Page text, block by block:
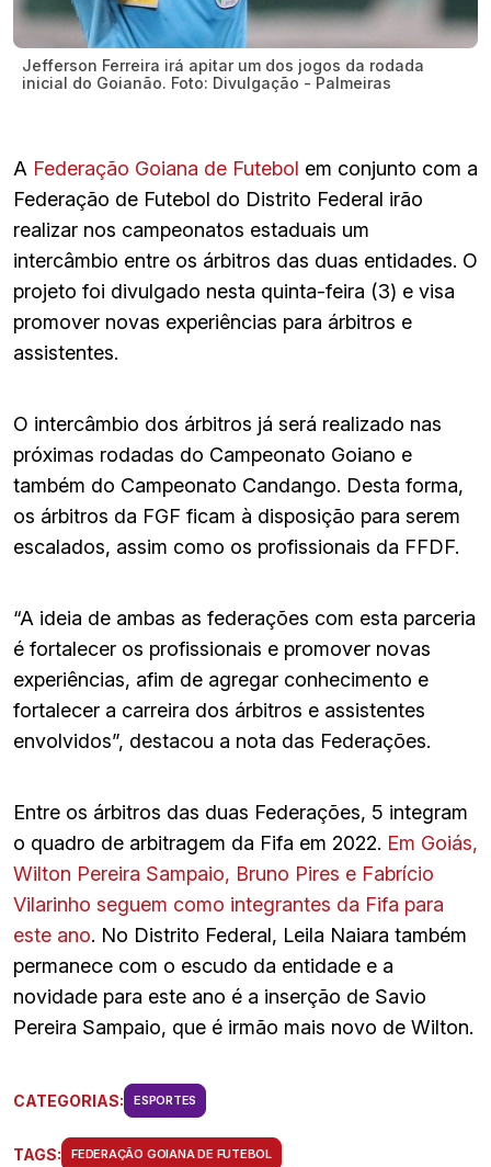
Jefferson Ferreira irá apitar um dos jogos da rodada
inicial do Goianão. Foto: Divulgação - Palmeiras
A Federação Goiana de Futebol em conjunto com a
Federação de Futebol do Distrito Federal irão
realizar nos campeonatos estaduais um
intercâmbio entre os árbitros das duas entidades. O
projeto foi divulgado nesta quinta-feira (3) e visa
promover novas experiências para árbitros e
assistentes.
O intercâmbio dos árbitros já será realizado nas
próximas rodadas do Campeonato Goiano e
também do Campeonato Candango. Desta forma,
os árbitros da FGF ficam à disposição para serem
escalados, assim como os profissionais da FFDF.
“A ideia de ambas as federações com esta parceria
é fortalecer os profissionais e promover novas
experiências, afim de agregar conhecimento e
fortalecer a carreira dos árbitros e assistentes
envolvidos”, destacou a nota das Federações.
Entre os árbitros das duas Federações, 5 integram
o quadro de arbitragem da Fifa em 2022. Em Goiás,
Wilton Pereira Sampaio, Bruno Pires e Fabrício
Vilarinho seguem como integrantes da Fifa para
este ano. No Distrito Federal, Leila Naiara também
permanece com o escudo da entidade e a
novidade para este ano é a inserção de Savio
Pereira Sampaio, que é irmão mais novo de Wilton.
CATEGORIAS: ESPORTES
TAGS: FEDERAÇÃO GOIANA DE FUTEBOL